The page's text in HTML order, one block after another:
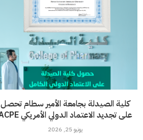
كلية الصيدلة بجامعة الأمير سطام تحصل
على تجديد الاعتماد الدولي الأمريكي ACPE
يونيو 25, 2026